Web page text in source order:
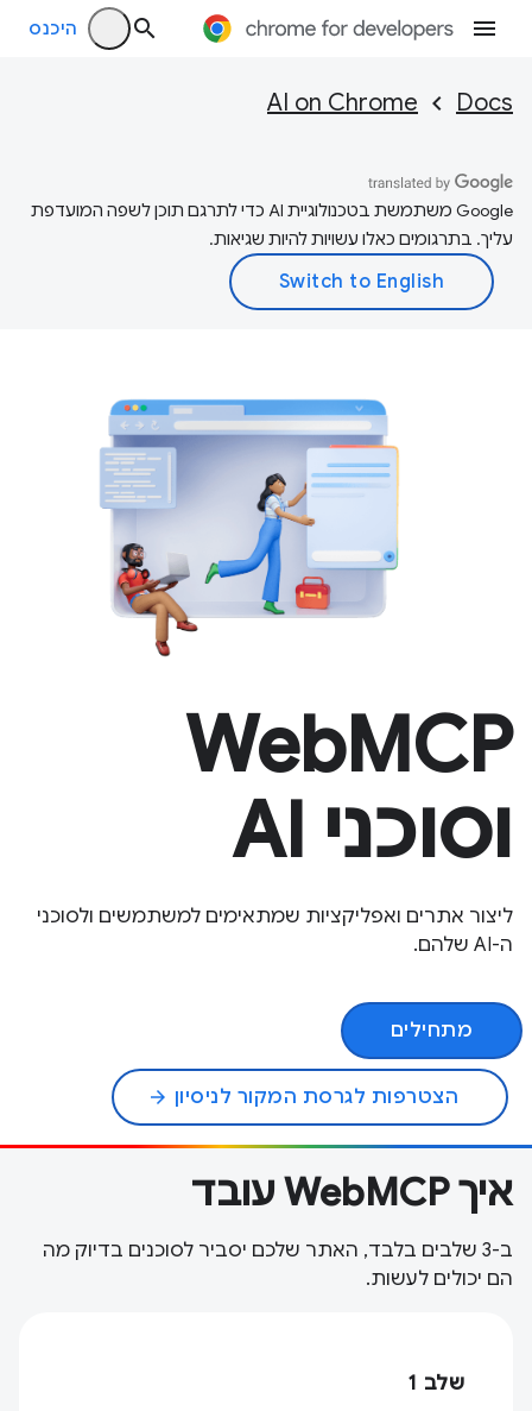
היכנס
Docs
AI on Chrome
‫Google משתמשת בטכנולוגיית AI כדי לתרגם תוכן לשפה המועדפת
עליך. בתרגומים כאלו עשויות להיות שגיאות.
WebMCP
וסוכני AI
ליצור אתרים ואפליקציות שמתאימים למשתמשים ולסוכני
ה-AI שלהם.
מתחילים
הצטרפות לגרסת המקור לניסיון arrow_forward
איך WebMCP עובד
ב-3 שלבים בלבד, האתר שלכם יסביר לסוכנים בדיוק מה
הם יכולים לעשות.
שלב 1